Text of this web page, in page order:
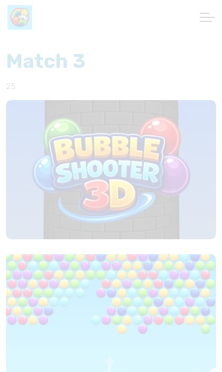
Match 3
25